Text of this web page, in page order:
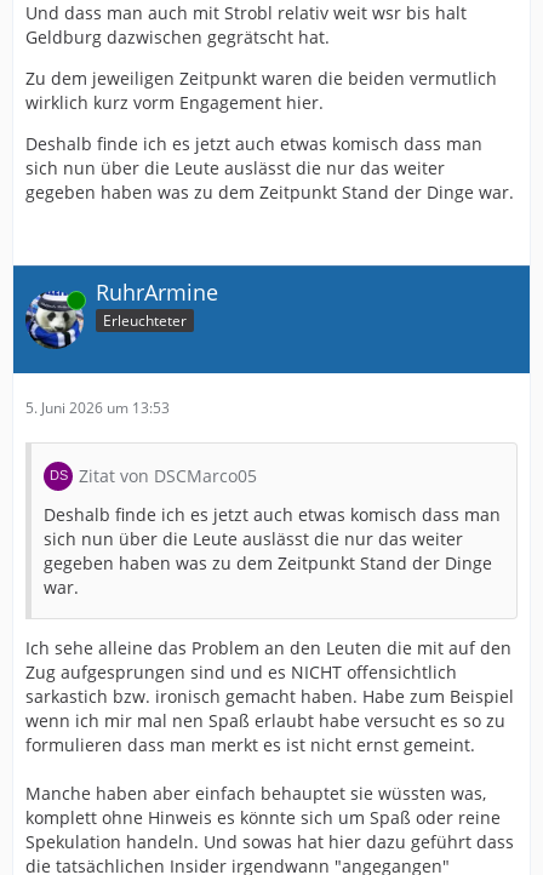
Und dass man auch mit Strobl relativ weit wsr bis halt
Geldburg dazwischen gegrätscht hat.
Zu dem jeweiligen Zeitpunkt waren die beiden vermutlich
wirklich kurz vorm Engagement hier.
Deshalb finde ich es jetzt auch etwas komisch dass man
sich nun über die Leute auslässt die nur das weiter
gegeben haben was zu dem Zeitpunkt Stand der Dinge war.
Online RuhrArmine
Erleuchteter
5. Juni 2026 um 13:53
Zitat von DSCMarco05
Deshalb finde ich es jetzt auch etwas komisch dass man
sich nun über die Leute auslässt die nur das weiter
gegeben haben was zu dem Zeitpunkt Stand der Dinge
war.
Ich sehe alleine das Problem an den Leuten die mit auf den
Zug aufgesprungen sind und es NICHT offensichtlich
sarkastich bzw. ironisch gemacht haben. Habe zum Beispiel
wenn ich mir mal nen Spaß erlaubt habe versucht es so zu
formulieren dass man merkt es ist nicht ernst gemeint.
Manche haben aber einfach behauptet sie wüssten was,
komplett ohne Hinweis es könnte sich um Spaß oder reine
Spekulation handeln. Und sowas hat hier dazu geführt dass
die tatsächlichen Insider irgendwann "angegangen"